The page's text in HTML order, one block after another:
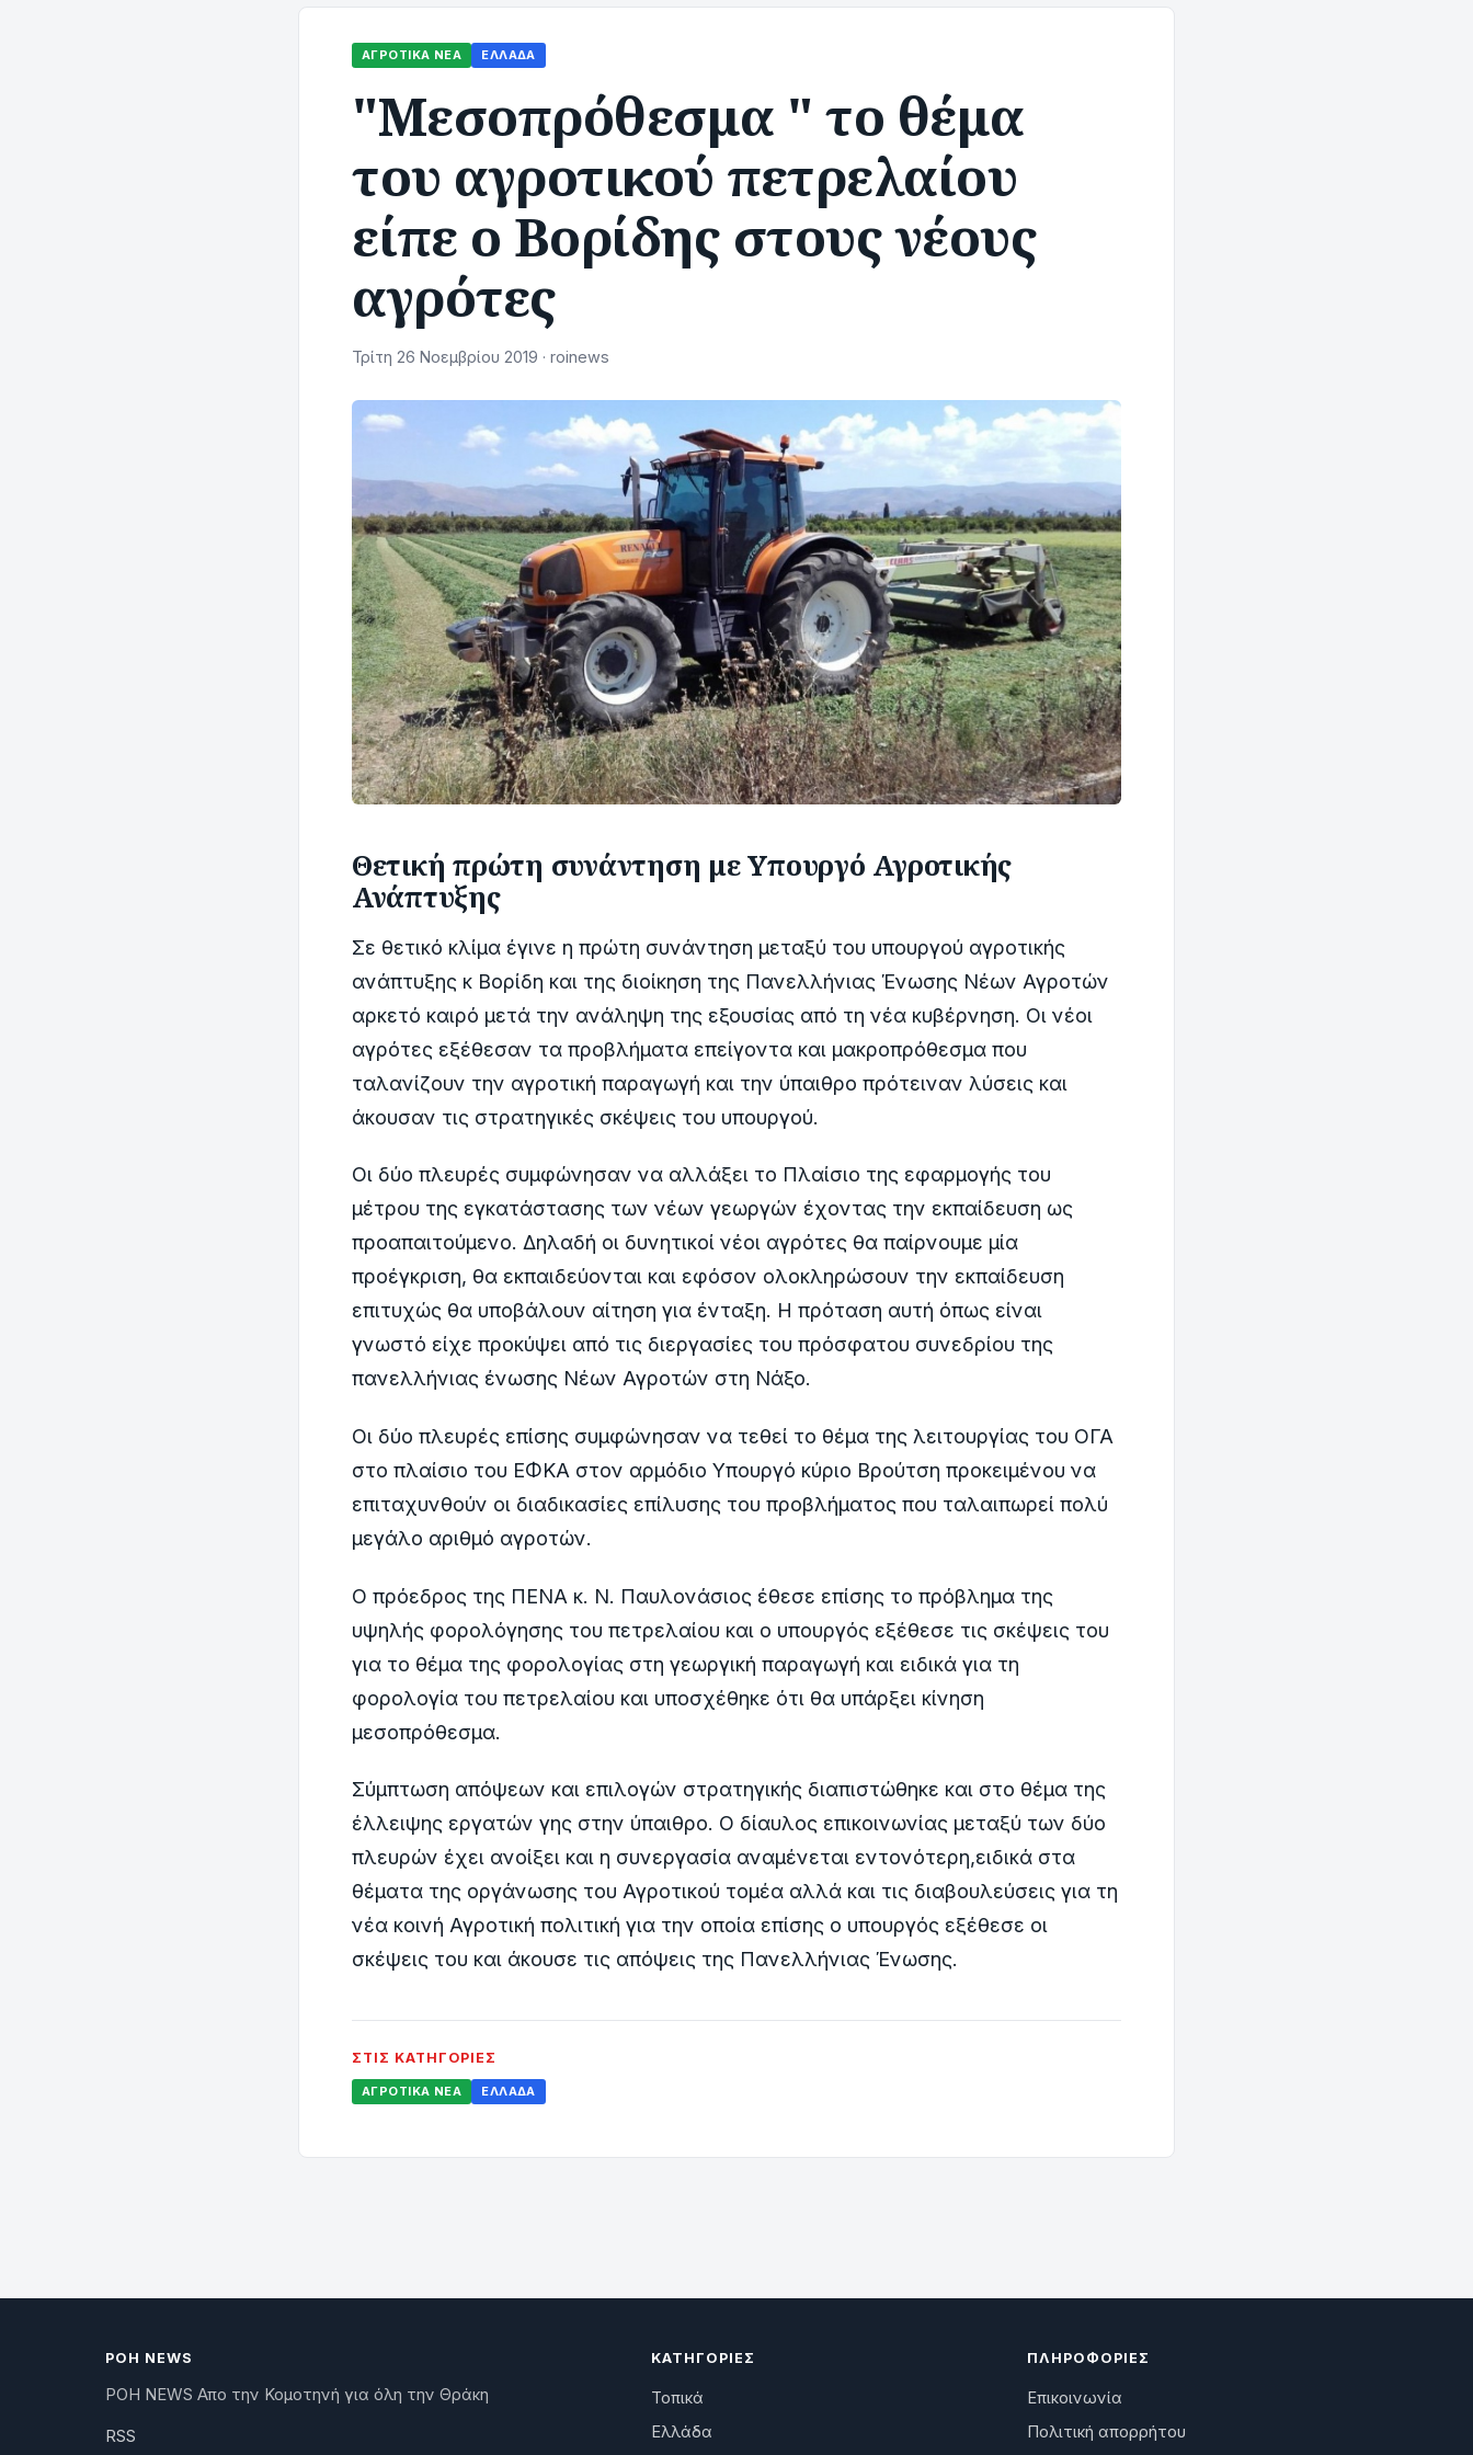
ΑΓΡΟΤΙΚΆ ΝΈΑ ΕΛΛΆΔΑ
"Μεσοπρόθεσμα " το θέμα
του αγροτικού πετρελαίου
είπε ο Βορίδης στους νέους
αγρότες
Τρίτη 26 Νοεμβρίου 2019 · roinews
Θετική πρώτη συνάντηση με Υπουργό Αγροτικής
Ανάπτυξης
Σε θετικό κλίμα έγινε η πρώτη συνάντηση μεταξύ του υπουργού αγροτικής
ανάπτυξης κ Βορίδη και της διοίκηση της Πανελλήνιας Ένωσης Νέων Αγροτών
αρκετό καιρό μετά την ανάληψη της εξουσίας από τη νέα κυβέρνηση. Οι νέοι
αγρότες εξέθεσαν τα προβλήματα επείγοντα και μακροπρόθεσμα που
ταλανίζουν την αγροτική παραγωγή και την ύπαιθρο πρότειναν λύσεις και
άκουσαν τις στρατηγικές σκέψεις του υπουργού.
Οι δύο πλευρές συμφώνησαν να αλλάξει το Πλαίσιο της εφαρμογής του
μέτρου της εγκατάστασης των νέων γεωργών έχοντας την εκπαίδευση ως
προαπαιτούμενο. Δηλαδή οι δυνητικοί νέοι αγρότες θα παίρνουμε μία
προέγκριση, θα εκπαιδεύονται και εφόσον ολοκληρώσουν την εκπαίδευση
επιτυχώς θα υποβάλουν αίτηση για ένταξη. Η πρόταση αυτή όπως είναι
γνωστό είχε προκύψει από τις διεργασίες του πρόσφατου συνεδρίου της
πανελλήνιας ένωσης Νέων Αγροτών στη Νάξο.
Οι δύο πλευρές επίσης συμφώνησαν να τεθεί το θέμα της λειτουργίας του ΟΓΑ
στο πλαίσιο του ΕΦΚΑ στον αρμόδιο Υπουργό κύριο Βρούτση προκειμένου να
επιταχυνθούν οι διαδικασίες επίλυσης του προβλήματος που ταλαιπωρεί πολύ
μεγάλο αριθμό αγροτών.
Ο πρόεδρος της ΠΕΝΑ κ. Ν. Παυλονάσιος έθεσε επίσης το πρόβλημα της
υψηλής φορολόγησης του πετρελαίου και ο υπουργός εξέθεσε τις σκέψεις του
για το θέμα της φορολογίας στη γεωργική παραγωγή και ειδικά για τη
φορολογία του πετρελαίου και υποσχέθηκε ότι θα υπάρξει κίνηση
μεσοπρόθεσμα.
Σύμπτωση απόψεων και επιλογών στρατηγικής διαπιστώθηκε και στο θέμα της
έλλειψης εργατών γης στην ύπαιθρο. Ο δίαυλος επικοινωνίας μεταξύ των δύο
πλευρών έχει ανοίξει και η συνεργασία αναμένεται εντονότερη,ειδικά στα
θέματα της οργάνωσης του Αγροτικού τομέα αλλά και τις διαβουλεύσεις για τη
νέα κοινή Αγροτική πολιτική για την οποία επίσης ο υπουργός εξέθεσε οι
σκέψεις του και άκουσε τις απόψεις της Πανελλήνιας Ένωσης.
ΣΤΙΣ ΚΑΤΗΓΟΡΊΕΣ
ΑΓΡΟΤΙΚΆ ΝΈΑ ΕΛΛΆΔΑ
ΡΟΗ NEWS
ΡΟΗ NEWS Απο την Κομοτηνή για όλη την Θράκη
RSS
ΚΑΤΗΓΟΡΊΕΣ
Τοπικά
Ελλάδα
ΠΛΗΡΟΦΟΡΊΕΣ
Επικοινωνία
Πολιτική απορρήτου